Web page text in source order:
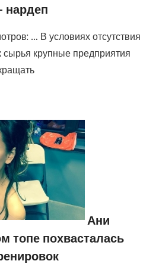
нардеп
… В условиях отсутствия
сырья крупные предприятия
Ани
топе похвасталась